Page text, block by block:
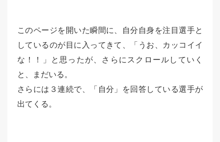
このページを開いた瞬間に、自分自身を注目選手と
しているのが目に入ってきて、「うお、カッコイイ
な！！」と思ったが、さらにスクロールしていく
と、まだいる。
さらには３連続で、「自分」を回答している選手が
出てくる。